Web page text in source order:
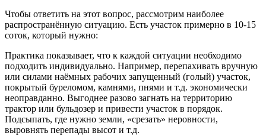
Чтобы ответить на этот вопрос, рассмотрим наиболее
распространённую ситуацию. Есть участок примерно в 10-15
соток, который нужно:
Практика показывает, что к каждой ситуации необходимо
подходить индивидуально. Например, перепахивать вручную
или силами наёмных рабочих запущенный (голый) участок,
покрытый буреломом, камнями, пнями и т.д. экономически
неоправданно. Выгоднее разово загнать на территорию
трактор или бульдозер и привести участок в порядок.
Подсыпать, где нужно земли, «срезать» неровности,
выровнять перепады высот и т.д.